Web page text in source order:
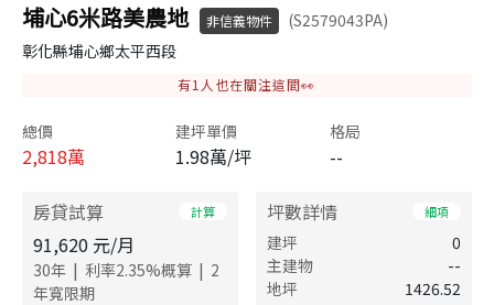
埔心6米路美農地 非信義物件
(S2579043PA)
彰化縣埔心鄉太平西段
有1 人也在關注這間👀
總價
2,818萬
建坪單價
1.98萬/坪
格局
--
房貸試算 計算
91,620 元/月
30年 | 利率2.35%概算 | 2
年寬限期
坪數詳情 細項
建坪
0
主建物
--
地坪
1426.52